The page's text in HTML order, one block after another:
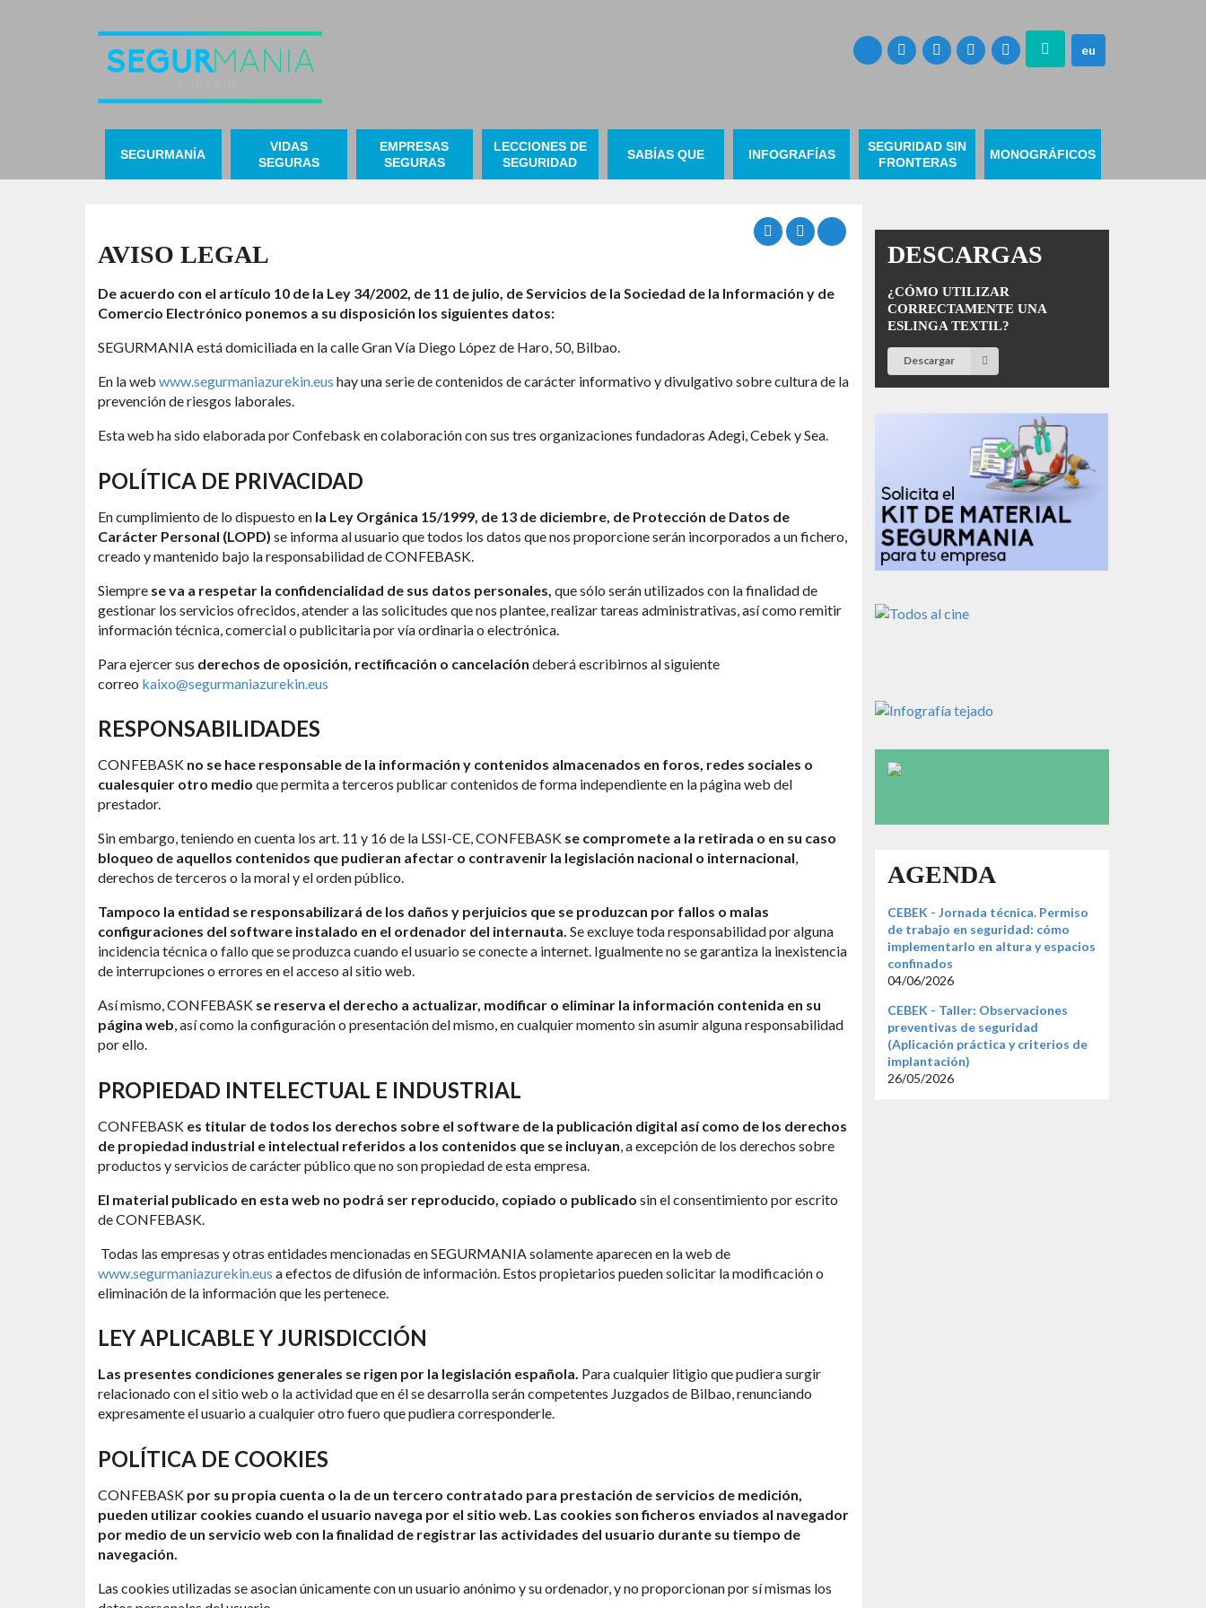
eu
SEGURMANÍA
VIDAS
SEGURAS
EMPRESAS
SEGURAS
LECCIONES DE
SEGURIDAD
SABÍAS QUE INFOGRAFÍAS
SEGURIDAD SIN
FRONTERAS
MONOGRÁFICOS
AVISO LEGAL
De acuerdo con el artículo 10 de la Ley 34/2002, de 11 de julio, de Servicios de la Sociedad de la Información y de
Comercio Electrónico ponemos a su disposición los siguientes datos:
SEGURMANIA está domiciliada en la calle Gran Vía Diego López de Haro, 50, Bilbao.
En la web www.segurmaniazurekin.eus hay una serie de contenidos de carácter informativo y divulgativo sobre cultura de la
prevención de riesgos laborales.
Esta web ha sido elaborada por Confebask en colaboración con sus tres organizaciones fundadoras Adegi, Cebek y Sea.
POLÍTICA DE PRIVACIDAD
En cumplimiento de lo dispuesto en la Ley Orgánica 15/1999, de 13 de diciembre, de Protección de Datos de
Carácter Personal (LOPD) se informa al usuario que todos los datos que nos proporcione serán incorporados a un fichero,
creado y mantenido bajo la responsabilidad de CONFEBASK.
Siemprese va a respetar la confidencialidad de sus datos personales, que sólo serán utilizados con la finalidad de
gestionar los servicios ofrecidos, atender a las solicitudes que nos plantee, realizar tareas administrativas, así como remitir
información técnica, comercial o publicitaria por vía ordinaria o electrónica.
Para ejercer sus derechos de oposición, rectificación o cancelación deberá escribirnos al siguiente
correo kaixo@segurmaniazurekin.eus
RESPONSABILIDADES
CONFEBASK no se hace responsable de la información y contenidos almacenados en foros, redes sociales o
cualesquier otro medio que permita a terceros publicar contenidos de forma independiente en la página web del
prestador.
Sin embargo, teniendo en cuenta los art. 11 y 16 de la LSSI-CE, CONFEBASKse compromete a la retirada o en su caso
bloqueo de aquellos contenidos que pudieran afectar o contravenir la legislación nacional o internacional,
derechos de terceros o la moral y el orden público.
Tampoco la entidad se responsabilizará de los daños y perjuicios que se produzcan por fallos o malas
configuraciones del software instalado en el ordenador del internauta. Se excluye toda responsabilidad por alguna
incidencia técnica o fallo que se produzca cuando el usuario se conecte a internet. Igualmente no se garantiza la inexistencia
de interrupciones o errores en el acceso al sitio web.
Así mismo, CONFEBASKse reserva el derecho a actualizar, modificar o eliminar la información contenida en su
página web, así como la configuración o presentación del mismo, en cualquier momento sin asumir alguna responsabilidad
por ello.
PROPIEDAD INTELECTUAL E INDUSTRIAL
CONFEBASKes titular de todos los derechos sobre el software de la publicación digital así como de los derechos
de propiedad industrial e intelectual referidos a los contenidos que se incluyan , a excepción de los derechos sobre
productos y servicios de carácter público que no son propiedad de esta empresa.
El material publicado en esta web no podrá ser reproducido, copiado o publicado sin el consentimiento por escrito
de CONFEBASK.
Todas las empresas y otras entidades mencionadas en SEGURMANIA solamente aparecen en la web de
www.segurmaniazurekin.eus a efectos de difusión de información. Estos propietarios pueden solicitar la modificación o
eliminación de la información que les pertenece.
LEY APLICABLE Y JURISDICCIÓN
Las presentes condiciones generales se rigen por la legislación española. Para cualquier litigio que pudiera surgir
relacionado con el sitio web o la actividad que en él se desarrolla serán competentes Juzgados de Bilbao, renunciando
expresamente el usuario a cualquier otro fuero que pudiera corresponderle.
POLÍTICA DE COOKIES
CONFEBASKpor su propia cuenta o la de un tercero contratado para prestación de servicios de medición,
pueden utilizar cookies cuando el usuario navega por el sitio web. Las cookies son ficheros enviados al navegador
por medio de un servicio web con la finalidad de registrar las actividades del usuario durante su tiempo de
navegación.
Las cookies utilizadas se asocian únicamente con un usuario anónimo y su ordenador, y no proporcionan por sí mismas los
DESCARGAS
¿CÓMO UTILIZAR
CORRECTAMENTE UNA
ESLINGA TEXTIL?
Descargar
AGENDA
CEBEK - Jornada técnica. Permiso
de trabajo en seguridad: cómo
implementarlo en altura y espacios
confinados
04/06/2026
CEBEK - Taller: Observaciones
preventivas de seguridad
(Aplicación práctica y criterios de
implantación)
26/05/2026